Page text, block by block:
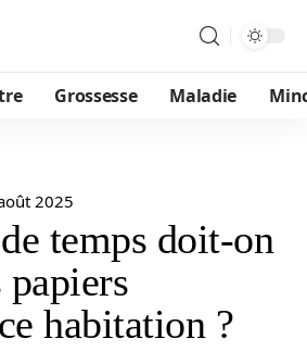
Grossesse Maladie
2025
temps doit-on
papiers
habitation ?